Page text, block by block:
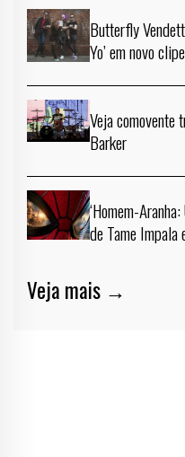
Butterfly
Yo’ em novo clipe
Veja comovente
Barker
‘Homem-
de Tame Impala
Veja mais →